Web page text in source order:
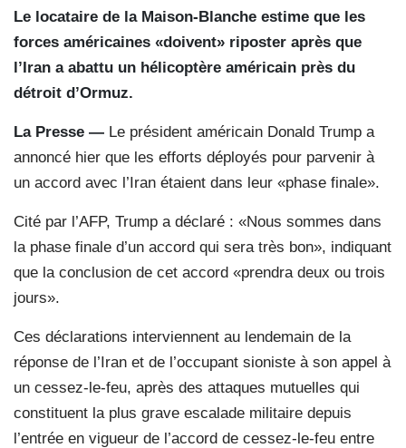
Le locataire de la Maison-Blanche estime que les
forces américaines «doivent» riposter après que
l’Iran a abattu un hélicoptère américain près du
détroit d’Ormuz.
La Presse — Le président américain Donald Trump a
annoncé hier que les efforts déployés pour parvenir à
un accord avec l’Iran étaient dans leur «phase finale».
Cité par l’AFP, Trump a déclaré : «Nous sommes dans
la phase finale d’un accord qui sera très bon», indiquant
que la conclusion de cet accord «prendra deux ou trois
jours».
Ces déclarations interviennent au lendemain de la
réponse de l’Iran et de l’occupant sioniste à son appel à
un cessez-le-feu, après des attaques mutuelles qui
constituent la plus grave escalade militaire depuis
l’entrée en vigueur de l’accord de cessez-le-feu entre